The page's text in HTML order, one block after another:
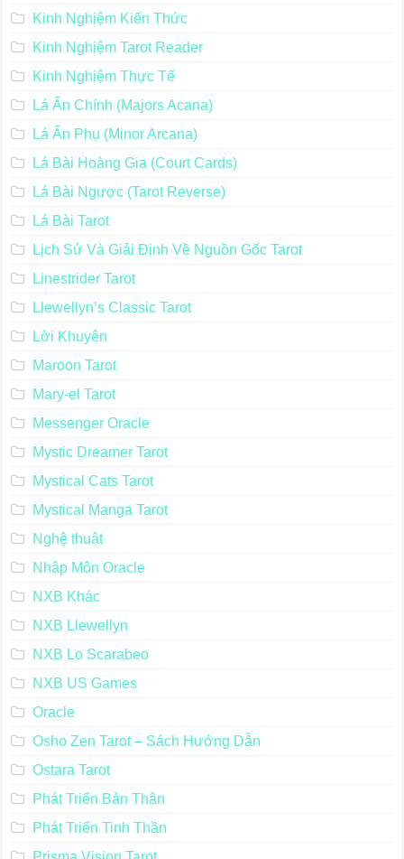
Kinh Nghiệm Kiến Thức
Kinh Nghiệm Tarot Reader
Kinh Nghiệm Thực Tế
Lá Ẩn Chính (Majors Acana)
Lá Ẩn Phụ (Minor Arcana)
Lá Bài Hoàng Gia (Court Cards)
Lá Bài Ngược (Tarot Reverse)
Lá Bài Tarot
Lịch Sử Và Giải Định Về Nguồn Gốc Tarot
Linestrider Tarot
Llewellyn’s Classic Tarot
Lời Khuyên
Maroon Tarot
Mary-el Tarot
Messenger Oracle
Mystic Dreamer Tarot
Mystical Cats Tarot
Mystical Manga Tarot
Nghệ thuật
Nhập Môn Oracle
NXB Khác
NXB Llewellyn
NXB Lo Scarabeo
NXB US Games
Oracle
Osho Zen Tarot – Sách Hướng Dẫn
Ostara Tarot
Phát Triển Bản Thân
Phát Triển Tinh Thần